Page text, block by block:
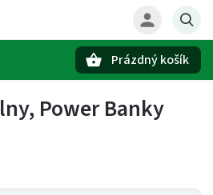
Prázdný košík
Power Banky